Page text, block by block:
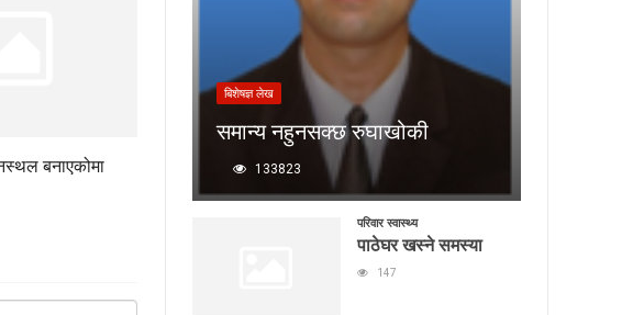
बनाएकोमा
बिशेषज्ञ लेख
समान्य नहुनसक्छ रुघाखोकी
133823
परिवार स्वास्थ्य
पाठेघर खस्ने समस्या
147